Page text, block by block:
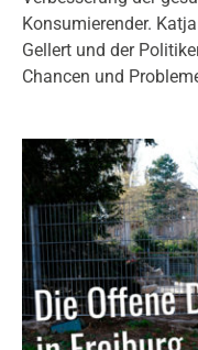
Konsumierender.
Gellert und der
Chancen und